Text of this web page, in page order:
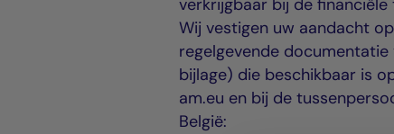
verkrijgbaar bij de financiële
Wij vestigen uw aandacht
regelgevende documentatie
bijlage) die beschikbaar is
am.eu en bij de
België: